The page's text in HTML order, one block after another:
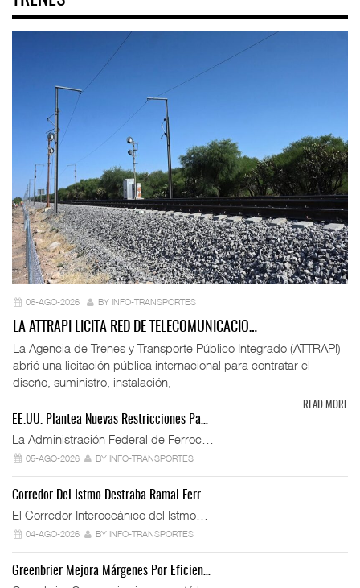
06-AGO-2026 BY INFO-TRANSPORTES
LA ATTRAPI LICITA RED DE TELECOMUNICACIO…
La Agencia de Trenes y Transporte Público Integrado (ATTRAPI)
abrió una licitación pública internacional para contratar el
diseño, suministro, instalación,
READ MORE
EE.UU. Plantea Nuevas Restricciones Pa…
La Administración Federal de Ferroc…
05-AGO-2026 BY INFO-TRANSPORTES
Corredor Del Istmo Destraba Ramal Ferr…
El Corredor Interoceánico del Istmo…
04-AGO-2026 BY INFO-TRANSPORTES
Greenbrier Mejora Márgenes Por Eficien…